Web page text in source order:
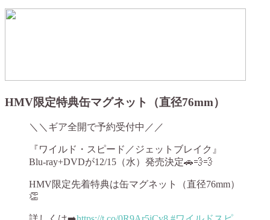
HMV限定特典缶マグネット（直径76mm）
＼＼ギア全開で予約受付中／／
『ワイルド・スピード／ジェットブレイク』
Blu-ray+DVDが12/15（水）発売決定🚗💨💨
HMV限定先着特典は缶マグネット（直径76mm）
👏